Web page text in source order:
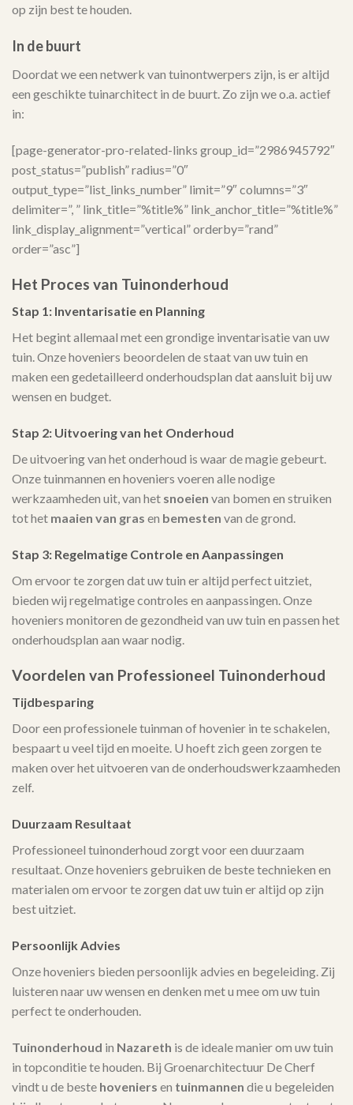
op zijn best te houden.
In de buurt
Doordat we een netwerk van tuinontwerpers zijn, is er altijd
een geschikte tuinarchitect in de buurt. Zo zijn we o.a. actief
in:
[page-generator-pro-related-links group_id=”2986945792″
post_status=”publish” radius=”0″
output_type=”list_links_number” limit=”9″ columns=”3″
delimiter=”, ” link_title=”%title%” link_anchor_title=”%title%”
link_display_alignment=”vertical” orderby=”rand”
order=”asc”]
Het Proces van Tuinonderhoud
Stap 1: Inventarisatie en Planning
Het begint allemaal met een grondige inventarisatie van uw
tuin. Onze hoveniers beoordelen de staat van uw tuin en
maken een gedetailleerd onderhoudsplan dat aansluit bij uw
wensen en budget.
Stap 2: Uitvoering van het Onderhoud
De uitvoering van het onderhoud is waar de magie gebeurt.
Onze tuinmannen en hoveniers voeren alle nodige
werkzaamheden uit, van het snoeien van bomen en struiken
tot het maaien van gras en bemesten van de grond.
Stap 3: Regelmatige Controle en Aanpassingen
Om ervoor te zorgen dat uw tuin er altijd perfect uitziet,
bieden wij regelmatige controles en aanpassingen. Onze
hoveniers monitoren de gezondheid van uw tuin en passen het
onderhoudsplan aan waar nodig.
Voordelen van Professioneel Tuinonderhoud
Tijdbesparing
Door een professionele tuinman of hovenier in te schakelen,
bespaart u veel tijd en moeite. U hoeft zich geen zorgen te
maken over het uitvoeren van de onderhoudswerkzaamheden
zelf.
Duurzaam Resultaat
Professioneel tuinonderhoud zorgt voor een duurzaam
resultaat. Onze hoveniers gebruiken de beste technieken en
materialen om ervoor te zorgen dat uw tuin er altijd op zijn
best uitziet.
Persoonlijk Advies
Onze hoveniers bieden persoonlijk advies en begeleiding. Zij
luisteren naar uw wensen en denken met u mee om uw tuin
perfect te onderhouden.
Tuinonderhoud in Nazareth is de ideale manier om uw tuin
in topconditie te houden. Bij Groenarchitectuur De Cherf
vindt u de beste hoveniers en tuinmannen die u begeleiden